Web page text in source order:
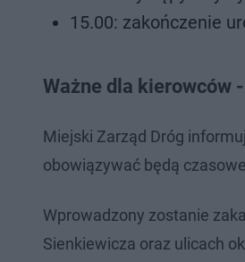
15.00: zakończenie
Ważne dla kierowców
Miejski Zarząd Dróg
obowiązywać będą
Wprowadzony zostanie
Sienkiewicza oraz ulicach